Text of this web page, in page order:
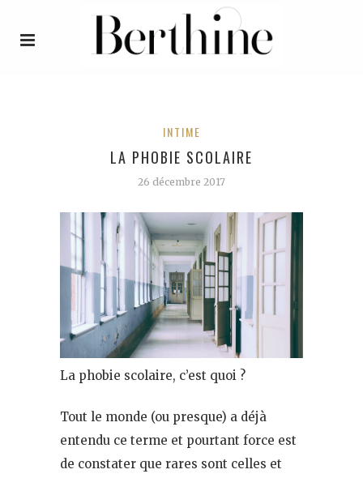
INTIME
LA PHOBIE SCOLAIRE
26 décembre 2017
La phobie scolaire, c’est quoi ?
Tout le monde (ou presque) a déjà
entendu ce terme et pourtant force est
de constater que rares sont celles et